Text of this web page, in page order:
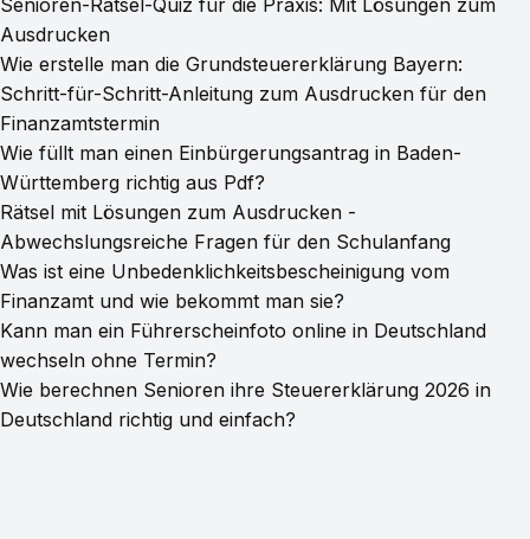
Senioren-Rätsel-Quiz für die Praxis: Mit Lösungen zum
Ausdrucken
Wie erstelle man die Grundsteuererklärung Bayern:
Schritt-für-Schritt-Anleitung zum Ausdrucken für den
Finanzamtstermin
Wie füllt man einen Einbürgerungsantrag in Baden-
Württemberg richtig aus Pdf?
Rätsel mit Lösungen zum Ausdrucken -
Abwechslungsreiche Fragen für den Schulanfang
Was ist eine Unbedenklichkeitsbescheinigung vom
Finanzamt und wie bekommt man sie?
Kann man ein Führerscheinfoto online in Deutschland
wechseln ohne Termin?
Wie berechnen Senioren ihre Steuererklärung 2026 in
Deutschland richtig und einfach?